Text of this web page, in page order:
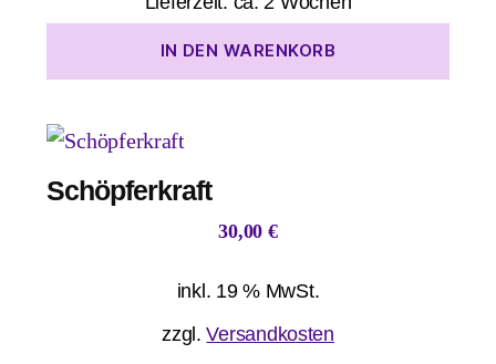
IN DEN WARENKORB
Schöpferkraft
30,00 €
inkl. 19 % MwSt.
zzgl.Versandkosten